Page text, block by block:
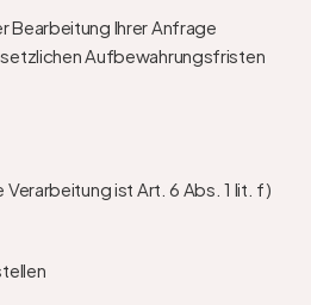
Bearbeitung Ihrer Anfrage
Aufbewahrungsfristen
ist Art. 6 Abs. 1 lit. f)